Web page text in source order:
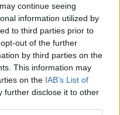
continue seeing
information utilized by
to third parties prior to
out of the further
by third parties on the
This information may
on the IAB’s List of
further disclose it to other